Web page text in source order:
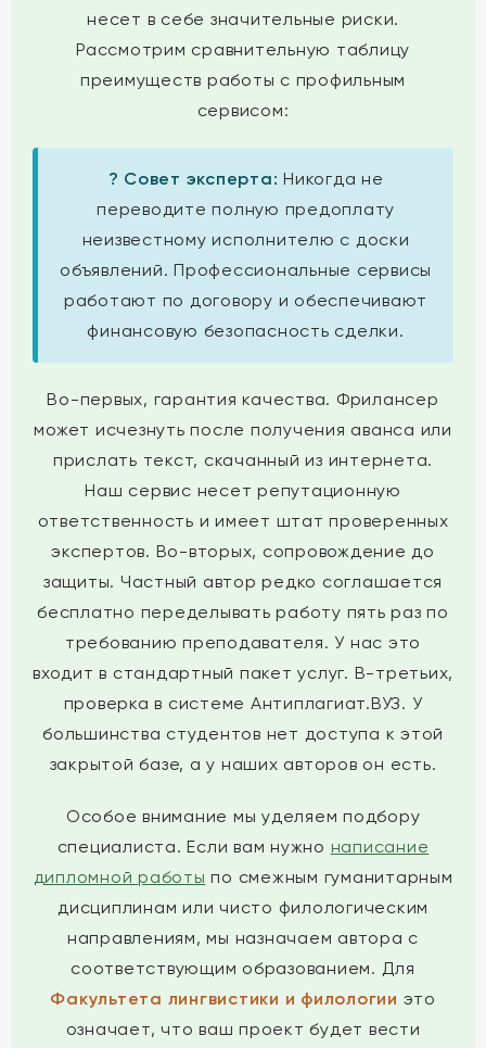
несет в себе значительные риски.
Рассмотрим сравнительную таблицу
преимуществ работы с профильным
сервисом:
? Совет эксперта: Никогда не
переводите полную предоплату
неизвестному исполнителю с доски
объявлений. Профессиональные сервисы
работают по договору и обеспечивают
финансовую безопасность сделки.
Во-первых, гарантия качества. Фрилансер
может исчезнуть после получения аванса или
прислать текст, скачанный из интернета.
Наш сервис несет репутационную
ответственность и имеет штат проверенных
экспертов. Во-вторых, сопровождение до
защиты. Частный автор редко соглашается
бесплатно переделывать работу пять раз по
требованию преподавателя. У нас это
входит в стандартный пакет услуг. В-третьих,
проверка в системе Антиплагиат.ВУЗ. У
большинства студентов нет доступа к этой
закрытой базе, а у наших авторов он есть.
Особое внимание мы уделяем подбору
специалиста. Если вам нужно написание
дипломной работы по смежным гуманитарным
дисциплинам или чисто филологическим
направлениям, мы назначаем автора с
соответствующим образованием. Для
Факультета лингвистики и филологии это
означает, что ваш проект будет вести